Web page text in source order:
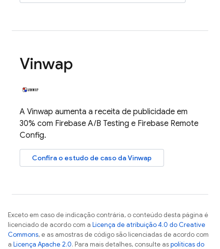
Vinwap
A Vinwap aumenta a receita de publicidade em
30% com Firebase A/B Testing e Firebase Remote
Config.
Confira o estudo de caso da Vinwap
Exceto em caso de indicação contrária, o conteúdo desta página é
licenciado de acordo com a Licença de atribuição 4.0 do Creative
Commons, e as amostras de código são licenciadas de acordo com
a Licença Apache 2.0. Para mais detalhes, consulte aspolíticas do